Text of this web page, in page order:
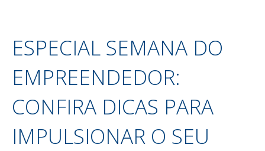
ESPECIAL SEMANA DO
EMPREENDEDOR:
CONFIRA DICAS PARA
IMPULSIONAR O SEU